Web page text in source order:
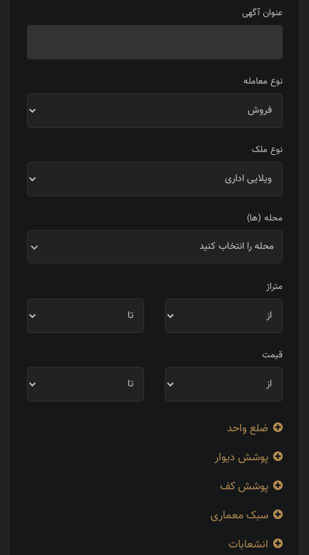
عنوان آگهی
نوع معامله
نوع ملک
محله (ها)
محله را انتخاب کنید
متراژ
قیمت